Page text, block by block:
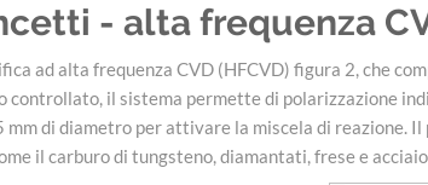
- alta frequenza
ad alta frequenza CVD (HFCVD) figura 2, che
controllato, il sistema permette di polarizzazione
di diametro per attivare la miscela di reazione.
il carburo di tungsteno, diamantati, frese e